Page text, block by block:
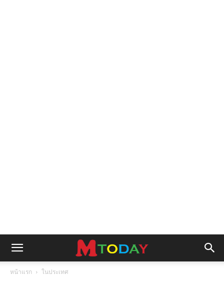
หน้าแรก ในประเทศ